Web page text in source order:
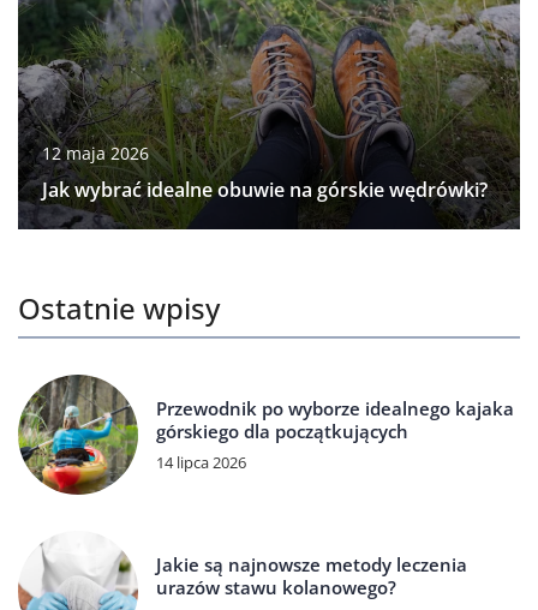
12 maja 2026
Jak wybrać idealne obuwie na górskie wędrówki?
Ostatnie wpisy
Przewodnik po wyborze idealnego kajaka
górskiego dla początkujących
14 lipca 2026
Jakie są najnowsze metody leczenia
urazów stawu kolanowego?